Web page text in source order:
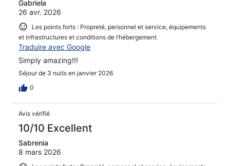
Gabriela
26 avr. 2026
Les points forts : Propreté, personnel et service, équipements
et infrastructures et conditions de l’hébergement
Traduire avec Google
Simply amazing!!!
Séjour de 3 nuits en janvier 2026
0
Avis vérifié
10/10 Excellent
Sabrenia
8 mars 2026